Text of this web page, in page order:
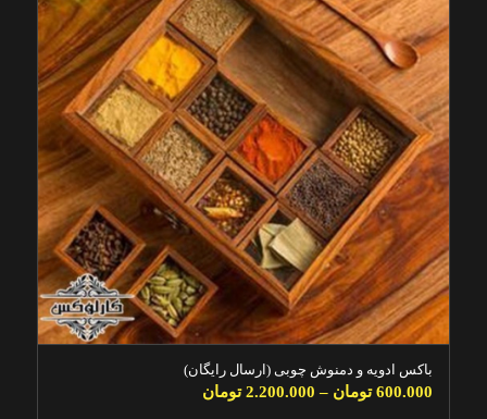
باکس ادویه و دمنوش چوبی (ارسال رایگان)
600.000 تومان –
2.200.000 تومان